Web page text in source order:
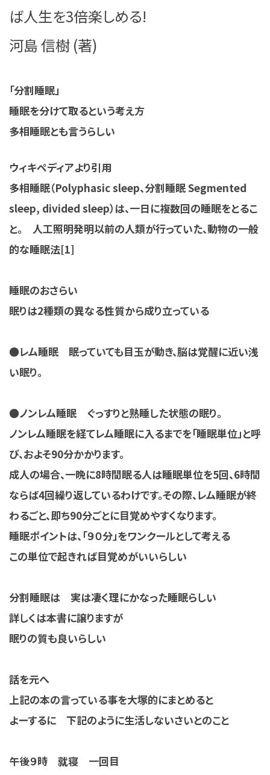
ば人生を3倍楽しめる!
河島 信樹 (著)
「分割睡眠」
睡眠を分けて取るという考え方
多相睡眠とも言うらしい
ウィキペディアより引用
多相睡眠（Polyphasic sleep、分割睡眠 Segmented
sleep, divided sleep）は、一日に複数回の睡眠をとるこ
と。 人工照明発明以前の人類が行っていた、動物の一般
的な睡眠法[1]
睡眠のおさらい
眠りは2種類の異なる性質から成り立っている
●レム睡眠 眠っていても目玉が動き、脳は覚醒に近い浅
い眠り。
●ノンレム睡眠 ぐっすりと熟睡した状態の眠り。
ノンレム睡眠を経てレム睡眠に入るまでを「睡眠単位」と呼
び、およそ90分かかります。
成人の場合、一晩に8時間眠る人は睡眠単位を5回、6時間
ならば4回繰り返しているわけです。その際、レム睡眠が終
わるごと、即ち90分ごとに目覚めやすくなります。
睡眠ポイントは、「９０分」をワンクールとして考える
この単位で起きれば目覚めがいいらしい
分割睡眠は 実は凄く理にかなった睡眠らしい
詳しくは本書に譲りますが
眠りの質も良いらしい
話を元へ
上記の本の言っている事を大塚的にまとめると
よーするに 下記のように生活しないさいとのこと
午後９時 就寝 一回目